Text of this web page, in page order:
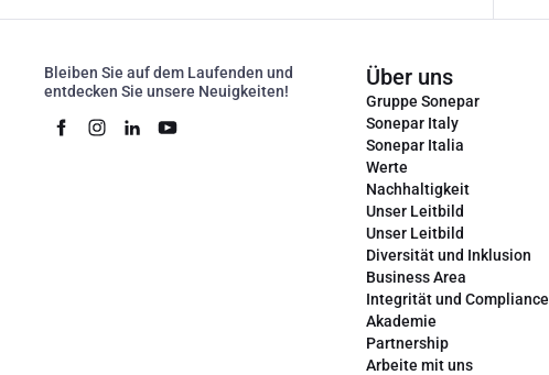
Bleiben Sie auf dem Laufenden und
entdecken Sie unsere Neuigkeiten!
Über uns
Gruppe Sonepar
Sonepar Italy
Sonepar Italia
Werte
Nachhaltigkeit
Unser Leitbild
Unser Leitbild
Diversität und Inklusion
Business Area
Integrität und Compliance
Akademie
Partnership
Arbeite mit uns